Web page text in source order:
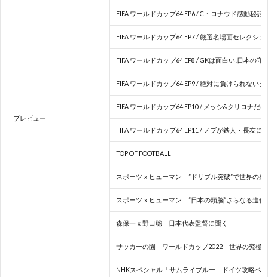
親
プレビュー
FIFA ワールドカップ64 EP6 / C・ロナウド感動秘話
FIFA ワールドカップ64 EP7 / 厳選名場面セレクショ
FIFA ワールドカップ64 EP8 / GKは面白い!日本の守
FIFA ワールドカップ64 EP9 / 絶対に負けられない
FIFA ワールドカップ64 EP10 / メッシ&クリロナだ
FIFA ワールドカップ64 EP11 / ノブが鉄人・長友に
TOP OF FOOTBALL
スポーツｘヒューマン ”ドリブル突破”で世界の
スポーツｘヒューマン ”日本の頭脳”さらなる進
森保一ｘ野口聡 日本代表監督に聞く
サッカーの園 ワールドカップ2022 世界の究極
NHKスペシャル「サムライブルー ドイツ攻略ベ